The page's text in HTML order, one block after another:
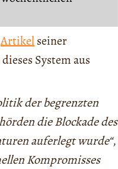
Artikelseiner
System aus
der begrenzten
die Blockade des
auferlegt wurde“,
Kompromisses